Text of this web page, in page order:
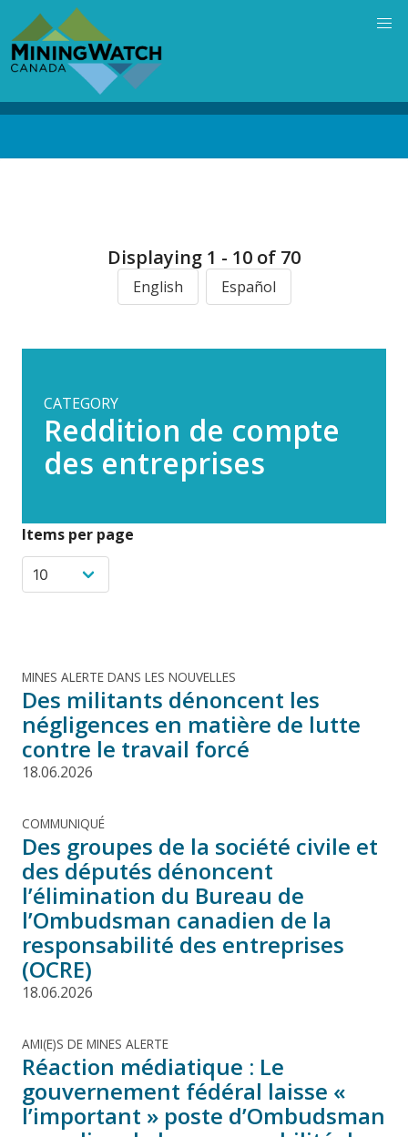
main
content
Displaying 1 - 10 of 70
English Español
CATEGORY
Reddition de compte
des entreprises
Items per page
MINES ALERTE DANS LES NOUVELLES
Des militants dénoncent les
négligences en matière de lutte
contre le travail forcé
18.06.2026
COMMUNIQUÉ
Des groupes de la société civile et
des députés dénoncent
l’élimination du Bureau de
l’Ombudsman canadien de la
responsabilité des entreprises
(OCRE)
18.06.2026
AMI(E)S DE MINES ALERTE
Réaction médiatique : Le
gouvernement fédéral laisse «
l’important » poste d’Ombudsman